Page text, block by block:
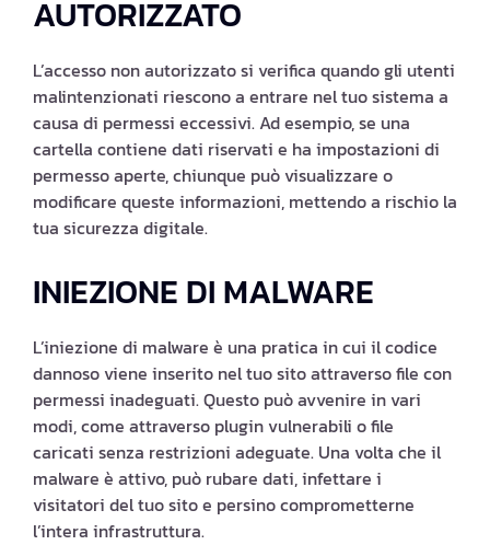
AUTORIZZATO
L’accesso non autorizzato si verifica quando gli utenti
malintenzionati riescono a entrare nel tuo sistema a
causa di permessi eccessivi. Ad esempio, se una
cartella contiene dati riservati e ha impostazioni di
permesso aperte, chiunque può visualizzare o
modificare queste informazioni, mettendo a rischio la
tua sicurezza digitale.
INIEZIONE DI MALWARE
L’iniezione di malware è una pratica in cui il codice
dannoso viene inserito nel tuo sito attraverso file con
permessi inadeguati. Questo può avvenire in vari
modi, come attraverso plugin vulnerabili o file
caricati senza restrizioni adeguate. Una volta che il
malware è attivo, può rubare dati, infettare i
visitatori del tuo sito e persino comprometterne
l’intera infrastruttura.